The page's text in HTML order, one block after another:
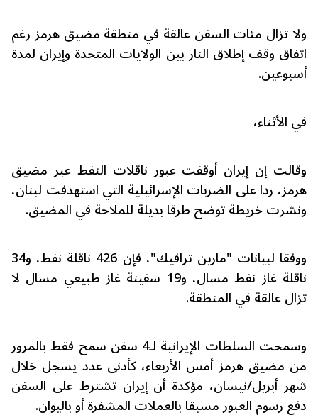
ولا تزال مئات السفن عالقة في منطقة مضيق هرمز رغم
اتفاق وقف إطلاق النار بين الولايات المتحدة وإيران لمدة
أسبوعين.
في الأثناء،
وقالت إن إيران أوقفت عبور ناقلات النفط عبر مضيق
هرمز، ردا على الضربات الإسرائيلية التي استهدفت لبنان،
ونشرت خريطة توضح طرقا بديلة للملاحة في المضيق.
ووفقا لبيانات "مارين ترافيك"، فإن 426 ناقلة نفط، و34
ناقلة غاز نفط مسال، و19 سفينة غاز طبيعي مسال لا
تزال عالقة في المنطقة.
وسمحت السلطات الإيرانية لـ4 سفن سمح فقط بالمرور
من مضيق هرمز أمس الأربعاء، كأدنى عدد يسجل خلال
شهر أبريل/نيسان، مؤكدة أن إيران تشترط على السفن
دفع رسوم العبور مسبقا بالعملات المشفرة أو باليوان.